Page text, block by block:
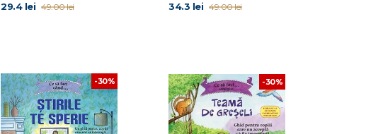
29.4 lei 49.00 lei 34.3 lei 49.00 lei
-30% -30%